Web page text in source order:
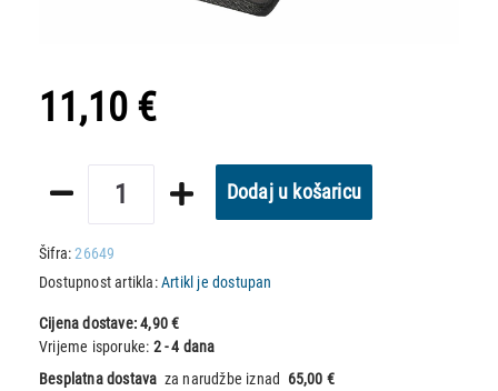
11,10 €
Dodaj u košaricu
Šifra:26649
Dostupnost artikla:Artikl je dostupan
Cijena dostave:4,90 €
Vrijeme isporuke: 2 - 4 dana
Besplatna dostava za narudžbe iznad 65,00 €